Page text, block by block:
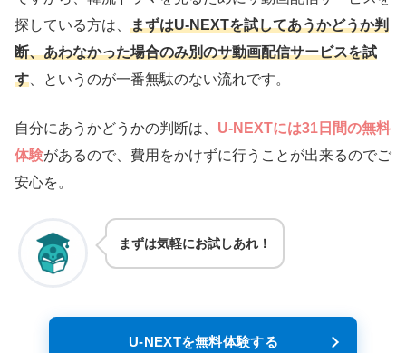
探している方は、 まずはU-NEXTを試してあうかどうか判
断、あわなかった場合のみ別のサ動画配信サービスを試
す 、というのが一番無駄のない流れです。
自分にあうかどうかの判断は、 U-NEXTには31日間の無料
体験があるので、費用をかけずに行うことが出来るのでご
安心を。
まずは気軽にお試しあれ！
U-NEXTを無料体験する